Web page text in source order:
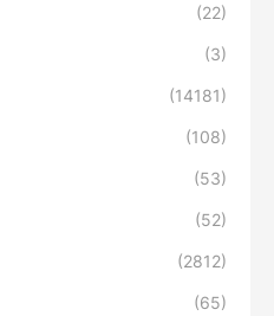
(22)
(3)
(14181)
(108)
(53)
(52)
(2812)
(65)